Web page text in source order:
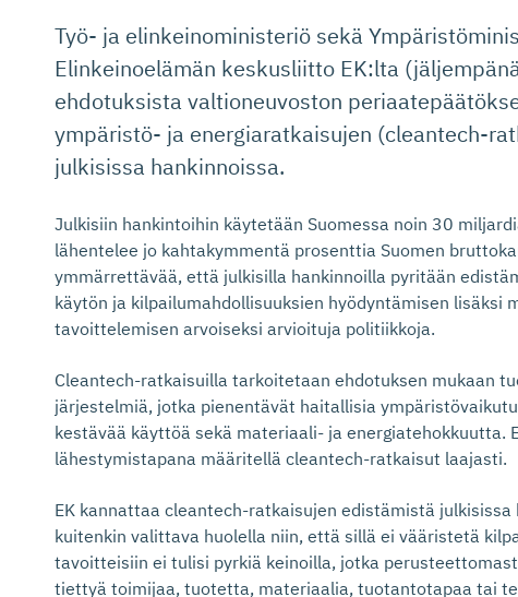
Työ- ja elinkeinoministeriö sekä
Elinkeinoelämän keskusliitto EK:lta
ehdotuksista valtioneuvoston
ympäristö- ja energiaratkaisujen (cleantech-
julkisissa hankinnoissa.
Julkisiin hankintoihin käytetään Suomessa noin 30
lähentelee jo kahtakymmentä prosenttia Suomen
ymmärrettävää, että julkisilla hankinnoilla pyritään
käytön ja kilpailumahdollisuuksien hyödyntämisen lisäksi
tavoittelemisen arvoiseksi arvioituja politiikkoja.
Cleantech-ratkaisuilla tarkoitetaan ehdotuksen mukaan
järjestelmiä, jotka pienentävät haitallisia
kestävää käyttöä sekä materiaali- ja energiatehokkuutta.
lähestymistapana määritellä cleantech-ratkaisut laajasti.
EK kannattaa cleantech-ratkaisujen edistämistä
kuitenkin valittava huolella niin, että sillä ei vääristetä
tavoitteisiin ei tulisi pyrkiä keinoilla, jotka
tiettyä toimijaa, tuotetta, materiaalia, tuotantotapaa tai